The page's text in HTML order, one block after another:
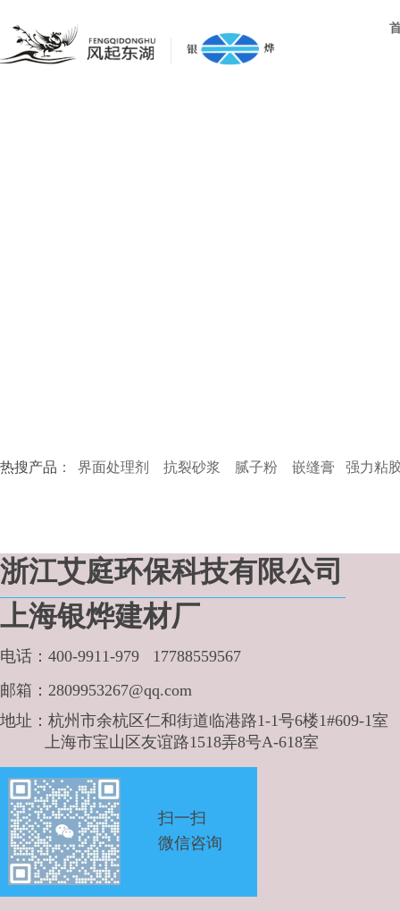
热搜产品 ： 界面处理剂 抗裂砂浆 腻子粉 嵌缝膏 强力粘
浙江艾庭环保科技有限公司
电话：400-9911-979 17788559567
邮箱： 2809953267@qq.com
地址：杭州市余杭区仁和街道临港路1-1号6楼1#609-1室
上海市宝山区友谊路1518弄8号A-618室
扫一扫
微信咨询
上海银烨建材厂